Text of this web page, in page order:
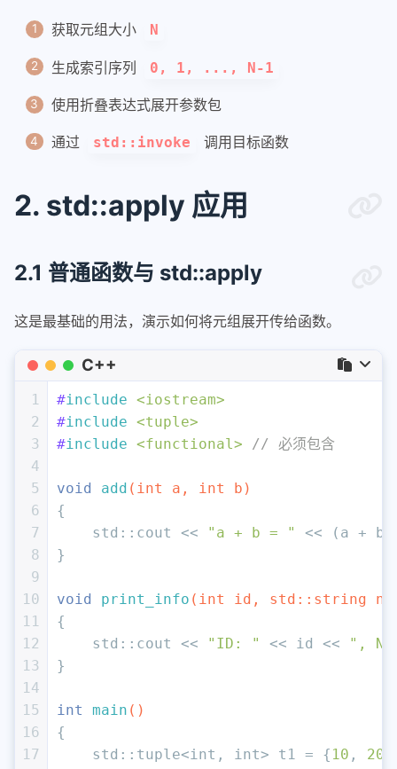
获取元组大小 N
生成索引序列 0, 1, ..., N-1
使用折叠表达式展开参数包
通过 std::invoke 调用目标函数
2. std::apply 应用
2.1 普通函数与 std::apply
这是最基础的用法，演示如何将元组展开传给函数。
C++
1
2
3
4
5
6
7
8
9
10
11
12
13
14
15
16
17
#include <iostream>
#include <tuple>
#include <functional> // 必须包含
void add ( int a, int
b)
{
    std::cout <<
"a + b = "
<< (a +
}
void print_info ( int
id, std::string
{
    std::cout <<
"ID: " << id <<
",
}
int main ()
{
    std::tuple<
int , int> t1 = { 10 , 20